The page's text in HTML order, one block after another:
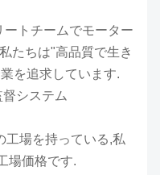
ートチームでモーター
たちは"高品質で生き
を追求しています.
システム
工場を持っている,私
場価格です.